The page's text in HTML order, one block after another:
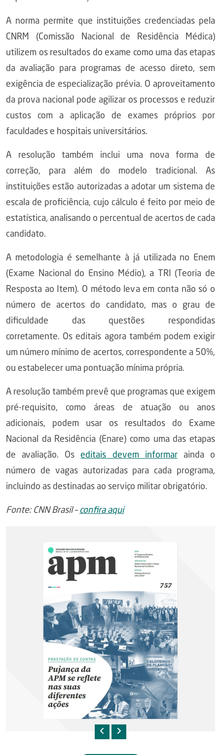
A norma permite que instituições credenciadas pela
CNRM (Comissão Nacional de Residência Médica)
utilizem os resultados do exame como uma das etapas
da avaliação para programas de acesso direto, sem
exigência de especialização prévia. O aproveitamento
da prova nacional pode agilizar os processos e reduzir
custos com a aplicação de exames próprios por
faculdades e hospitais universitários.
A resolução também inclui uma nova forma de
correção, para além do modelo tradicional. As
instituições estão autorizadas a adotar um sistema de
escala de proficiência, cujo cálculo é feito por meio de
estatística, analisando o percentual de acertos de cada
candidato.
A metodologia é semelhante à já utilizada no Enem
(Exame Nacional do Ensino Médio), a TRI (Teoria de
Resposta ao Item). O método leva em conta não só o
número de acertos do candidato, mas o grau de
dificuldade das questões respondidas
corretamente. Os editais agora também podem exigir
um número mínimo de acertos, correspondente a 50%,
ou estabelecer uma pontuação mínima própria.
A resolução também prevê que programas que exigem
pré-requisito, como áreas de atuação ou anos
adicionais, podem usar os resultados do Exame
Nacional da Residência (Enare) como uma das etapas
de avaliação. Oseditais devem informarainda o
número de vagas autorizadas para cada programa,
incluindo as destinadas ao serviço militar obrigatório.
Fonte: CNN Brasil – confira aqui